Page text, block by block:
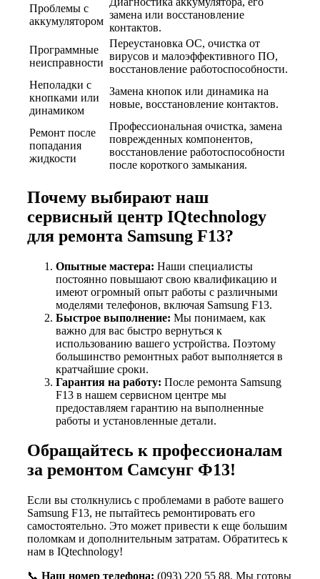
Проблемы с
аккумулятором
замена или восстановление
контактов.
Программные
неисправности
Переустановка ОС, очистка от
вирусов и малоэффективного ПО,
восстановление работоспособности.
Неполадки с
кнопками или
динамиком
Замена кнопок или динамика на
новые, восстановление контактов.
Ремонт после
попадания
жидкости
Профессиональная очистка, замена
поврежденных компонентов,
восстановление работоспособности
после короткого замыкания.
Почему выбирают наш
сервисный центр IQtechnology
для ремонта Samsung F13?
Опытные мастера: Наши специалисты
постоянно повышают свою квалификацию и
имеют огромный опыт работы с различными
моделями телефонов, включая Samsung F13.
Быстрое выполнение: Мы понимаем, как
важно для вас быстро вернуться к
использованию вашего устройства. Поэтому
большинство ремонтных работ выполняется в
кратчайшие сроки.
Гарантия на работу: После ремонта Samsung
F13 в нашем сервисном центре мы
предоставляем гарантию на выполненные
работы и установленные детали.
Обращайтесь к профессионалам
за ремонтом Самсунг Ф13!
Если вы столкнулись с проблемами в работе вашего
Samsung F13, не пытайтесь ремонтировать его
самостоятельно. Это может привести к еще большим
поломкам и дополнительным затратам. Обратитесь к
нам в IQtechnology!
📞 Наш номер телефона: (093) 220 55 88. Мы готовы